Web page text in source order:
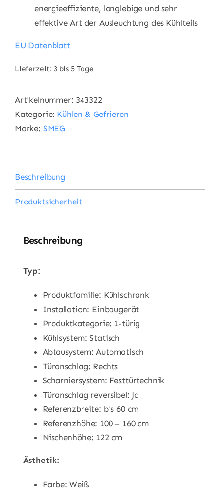
energieeffiziente, langlebige und sehr
effektive Art der Ausleuchtung des Kühlteils
EU Datenblatt
Lieferzeit: 3 bis 5 Tage
Artikelnummer: 343322
Kategorie: Kühlen & Gefrieren
Marke: SMEG
Beschreibung
Produktsicherheit
Beschreibung
Typ:
Produktfamilie: Kühlschrank
Installation: Einbaugerät
Produktkategorie: 1-türig
Kühlsystem: Statisch
Abtausystem: Automatisch
Türanschlag: Rechts
Scharniersystem: Festtürtechnik
Türanschlag reversibel: Ja
Referenzbreite: bis 60 cm
Referenzhöhe: 100 – 160 cm
Nischenhöhe: 122 cm
Ästhetik:
Farbe: Weiß